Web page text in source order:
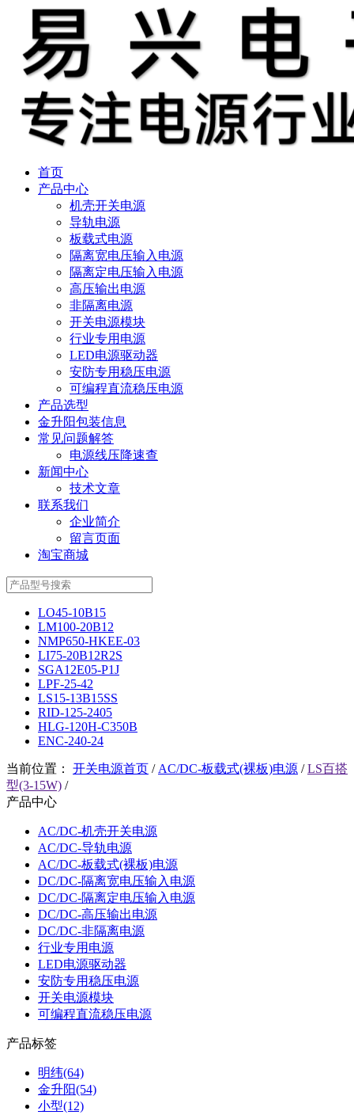
首页
产品中心
机壳开关电源
导轨电源
板载式电源
隔离宽电压输入电源
隔离定电压输入电源
高压输出电源
非隔离电源
开关电源模块
行业专用电源
LED电源驱动器
安防专用稳压电源
可编程直流稳压电源
产品选型
金升阳包装信息
常见问题解答
电源线压降速查
新闻中心
技术文章
联系我们
企业简介
留言页面
淘宝商城
LO45-10B15
LM100-20B12
NMP650-HKEE-03
LI75-20B12R2S
SGA12E05-P1J
LPF-25-42
LS15-13B15SS
RID-125-2405
HLG-120H-C350B
ENC-240-24
当前位置： 开关电源首页 / AC/DC-板载式(裸板)电源 /LS百搭
型(3-15W) /
产品中心
AC/DC-机壳开关电源
AC/DC-导轨电源
AC/DC-板载式(裸板)电源
DC/DC-隔离宽电压输入电源
DC/DC-隔离定电压输入电源
DC/DC-高压输出电源
DC/DC-非隔离电源
行业专用电源
LED电源驱动器
安防专用稳压电源
开关电源模块
可编程直流稳压电源
产品标签
明纬(64)
金升阳(54)
小型(12)